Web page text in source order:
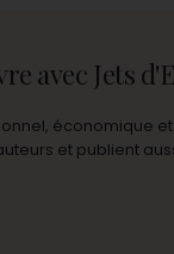
avec Jets
économique
et publient